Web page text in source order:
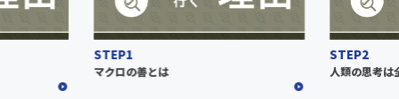
STEP1
マクロの善とは
STEP2
人類の思考は